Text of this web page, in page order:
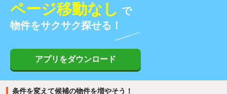
ページ移動なし で
物件をサクサク探せる！
アプリをダウンロード
条件を変えて候補の物件を増やそう！